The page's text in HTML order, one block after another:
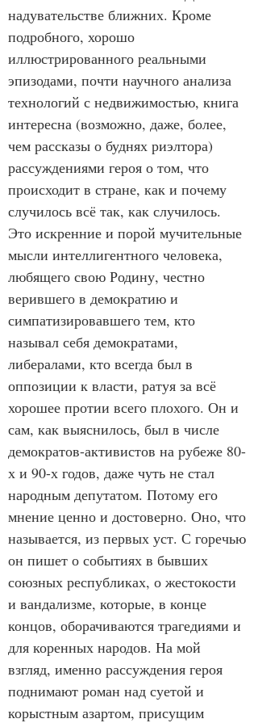
надувательстве ближних. Кроме
подробного, хорошо
иллюстрированного реальными
эпизодами, почти научного анализа
технологий с недвижимостью, книга
интересна (возможно, даже, более,
чем рассказы о буднях риэлтора)
рассуждениями героя о том, что
происходит в стране, как и почему
случилось всё так, как случилось.
Это искренние и порой мучительные
мысли интеллигентного человека,
любящего свою Родину, честно
верившего в демократию и
симпатизировавшего тем, кто
называл себя демократами,
либералами, кто всегда был в
оппозиции к власти, ратуя за всё
хорошее протии всего плохого. Он и
сам, как выяснилось, был в числе
демократов-активистов на рубеже 80-
х и 90-х годов, даже чуть не стал
народным депутатом. Потому его
мнение ценно и достоверно. Оно, что
называется, из первых уст. С горечью
он пишет о событиях в бывших
союзных республиках, о жестокости
и вандализме, которые, в конце
концов, оборачиваются трагедиями и
для коренных народов. На мой
взгляд, именно рассуждения героя
поднимают роман над суетой и
корыстным азартом, присущим